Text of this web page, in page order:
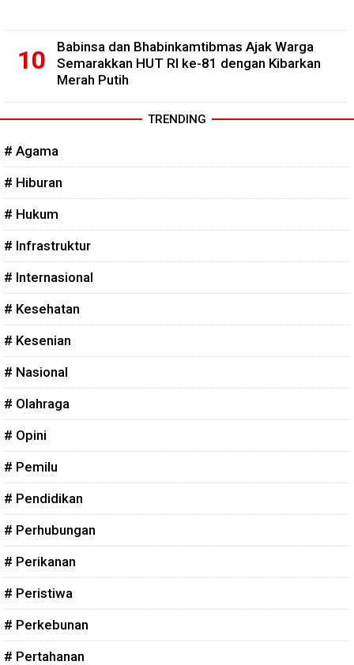
Babinsa dan Bhabinkamtibmas Ajak Warga
Semarakkan HUT RI ke-81 dengan Kibarkan
Merah Putih
TRENDING
# Agama
# Hiburan
# Hukum
# Infrastruktur
# Internasional
# Kesehatan
# Kesenian
# Nasional
# Olahraga
# Opini
# Pemilu
# Pendidikan
# Perhubungan
# Perikanan
# Peristiwa
# Perkebunan
# Pertahanan